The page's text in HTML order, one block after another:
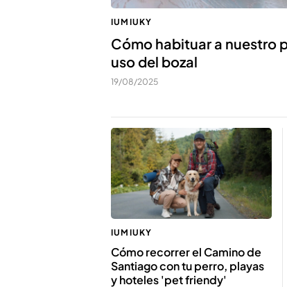
IUMIUKY
Cómo habituar a nuestro
uso del bozal
19/08/2025
IUMIUKY
Cómo recorrer el Camino de
Santiago con tu perro, playas
y hoteles 'pet friendy'